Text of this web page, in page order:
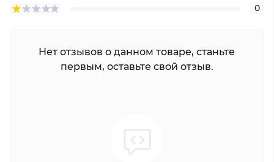
0
Нет отзывов о данном товаре, станьте
первым, оставьте свой отзыв.